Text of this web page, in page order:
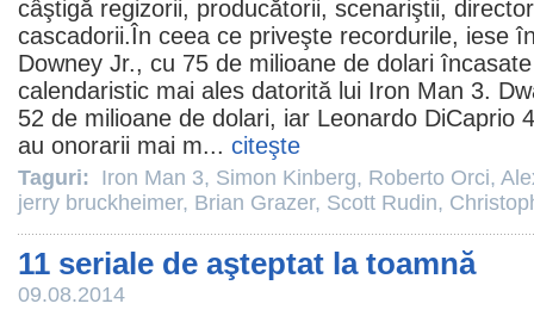
câştigă regizorii, producătorii, scenariştii,
cascadorii.În ceea ce priveşte recordurile, iese
Downey Jr., cu 75 de milioane de dolari
calendaristic mai ales datorită lui Iron Man 3.
52 de milioane de dolari, iar Leonardo DiCaprio
au onorarii mai m... citeşte
Taguri: Iron Man 3, Simon Kinberg, Roberto Orci,
jerry bruckheimer, Brian Grazer, Scott Rudin,
11 seriale de aşteptat la toamnă
09.08.2014